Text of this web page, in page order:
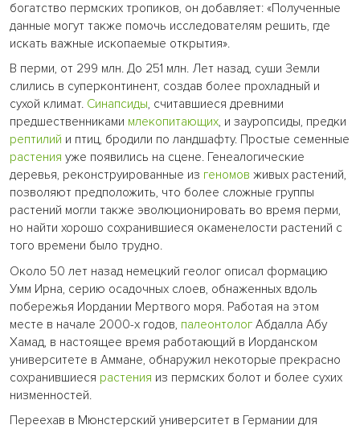
богатство пермских тропиков, он добавляет: «Полученные
данные могут также помочь исследователям решить, где
искать важные ископаемые открытия».
В перми, от 299 млн. До 251 млн. Лет назад, суши Земли
слились в суперконтинент, создав более прохладный и
сухой климат. Синапсиды, считавшиеся древними
предшественниками млекопитающих, и зауропсиды, предки
рептилий и птиц, бродили по ландшафту. Простые семенные
растения уже появились на сцене. Генеалогические
деревья, реконструированные из геномов живых растений,
позволяют предположить, что более сложные группы
растений могли также эволюционировать во время перми,
но найти хорошо сохранившиеся окаменелости растений с
того времени было трудно.
Около 50 лет назад немецкий геолог описал формацию
Умм Ирна, серию осадочных слоев, обнаженных вдоль
побережья Иордании Мертвого моря. Работая на этом
месте в начале 2000-х годов, палеонтолог Абдалла Абу
Хамад, в настоящее время работающий в Иорданском
университете в Аммане, обнаружил некоторые прекрасно
сохранившиеся растения из пермских болот и более сухих
низменностей.
Переехав в Мюнстерский университет в Германии для